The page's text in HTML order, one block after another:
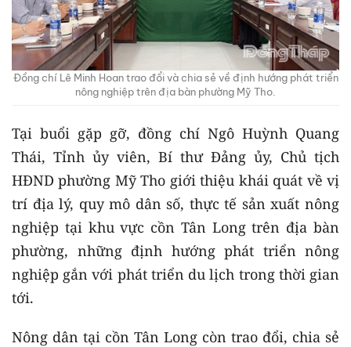
Đồng chí Lê Minh Hoan trao đổi và chia sẻ về định hướng phát triển
nông nghiệp trên địa bàn phường Mỹ Tho.
Tại buổi gặp gỡ, đồng chí Ngô Huỳnh Quang
Thái, Tỉnh ủy viên, Bí thư Đảng ủy, Chủ tịch
HĐND phường Mỹ Tho giới thiệu khái quát về vị
trí địa lý, quy mô dân số, thực tế sản xuất nông
nghiệp tại khu vực cồn Tân Long trên địa bàn
phường, những định hướng phát triển nông
nghiệp gắn với phát triển du lịch trong thời gian
tới.
Nông dân tại cồn Tân Long còn trao đổi, chia sẻ